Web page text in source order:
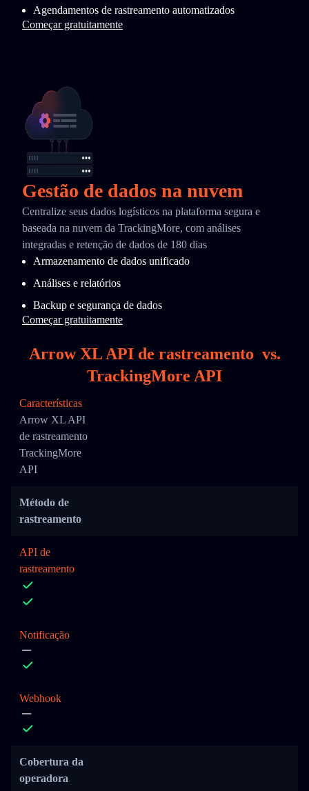
Agendamentos de rastreamento automatizados
Começar gratuitamente
Gestão de dados na nuvem
Centralize seus dados logísticos na plataforma segura e
baseada na nuvem da TrackingMore, com análises
integradas e retenção de dados de 180 dias
Armazenamento de dados unificado
Análises e relatórios
Backup e segurança de dados
Começar gratuitamente
Arrow XL API de rastreamento vs.
TrackingMore API
Características
Arrow XL API
de rastreamento
TrackingMore
API
Método de
rastreamento
API de
rastreamento
Notificação
Webhook
Cobertura da
operadora